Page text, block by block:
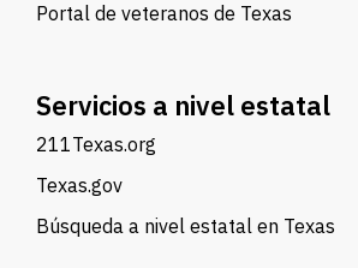
Portal de veteranos de Texas
Servicios a nivel estatal
211Texas.org
Texas.gov
Búsqueda a nivel estatal en Texas